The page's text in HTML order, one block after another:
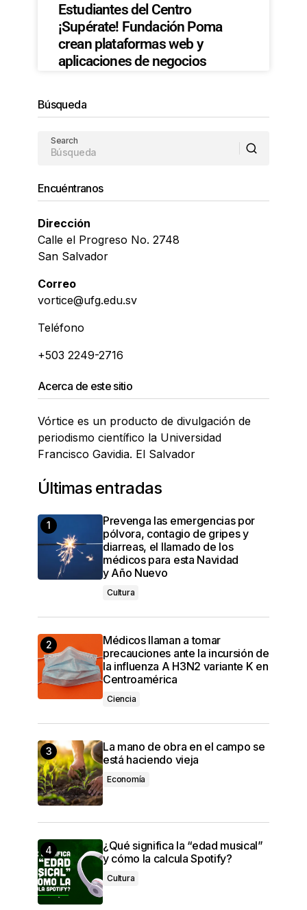
Estudiantes del Centro
¡Supérate! Fundación Poma
crean plataformas web y
aplicaciones de negocios
Búsqueda
Search
Encuéntranos
Dirección
Calle el Progreso No. 2748
San Salvador
Correo
vortice@ufg.edu.sv
Teléfono
+503 2249-2716
Acerca de este sitio
Vórtice es un producto de divulgación de
periodismo científico la Universidad
Francisco Gavidia. El Salvador
Últimas entradas
Prevenga las emergencias por
pólvora, contagio de gripes y
diarreas, el llamado de los
médicos para esta Navidad
y Año Nuevo
Cultura
Médicos llaman a tomar
precauciones ante la incursión de
la influenza A H3N2 variante K en
Centroamérica
Ciencia
La mano de obra en el campo se
está haciendo vieja
Economía
¿Qué significa la “edad musical”
y cómo la calcula Spotify?
Cultura